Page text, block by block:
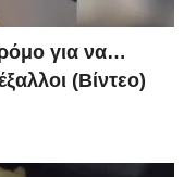
για να…
(Βίντεο)